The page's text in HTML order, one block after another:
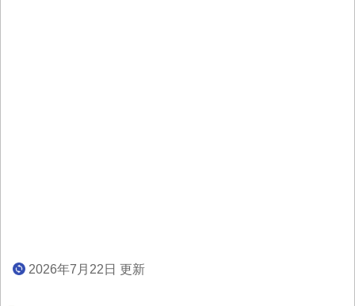
2026年7月22日 更新